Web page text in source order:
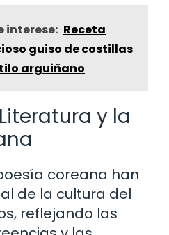
interese: Receta
guiso de costillas
arguiñano
y la
coreana han
de la cultura del
reflejando las